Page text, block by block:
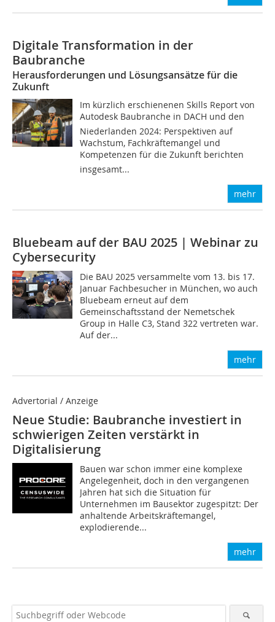
Digitale Transformation in der
Baubranche
Herausforderungen und Lösungsansätze für die
Zukunft
Im kürzlich erschienenen Skills Report von
Autodesk Baubranche in DACH und den
Niederlanden 2024: Perspektiven auf
Wachstum, Fachkräftemangel und
Kompetenzen für die Zukunft berichten
insgesamt...
mehr
Bluebeam auf der BAU 2025 | Webinar zu
Cybersecurity
Die BAU 2025 versammelte vom 13. bis 17.
Januar Fachbesucher in München, wo auch
Bluebeam erneut auf dem
Gemeinschaftsstand der Nemetschek
Group in Halle C3, Stand 322 vertreten war.
Auf der...
mehr
Advertorial / Anzeige
Neue Studie: Baubranche investiert in
schwierigen Zeiten verstärkt in
Digitalisierung
Bauen war schon immer eine komplexe
Angelegenheit, doch in den vergangenen
Jahren hat sich die Situation für
Unternehmen im Bausektor zugespitzt: Der
anhaltende Arbeitskräftemangel,
explodierende...
mehr